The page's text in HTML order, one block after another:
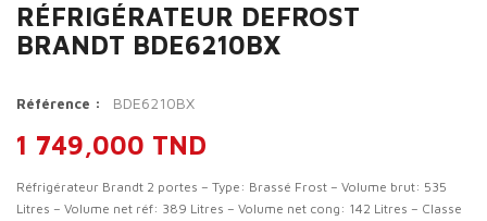
RÉFRIGÉRATEUR DEFROST
BRANDT BDE6210BX
Référence : BDE6210BX
1 749,000 TND
Réfrigérateur Brandt 2 portes – Type: Brassé Frost – Volume brut: 535
Litres – Volume net réf: 389 Litres – Volume net cong: 142 Litres – Classe